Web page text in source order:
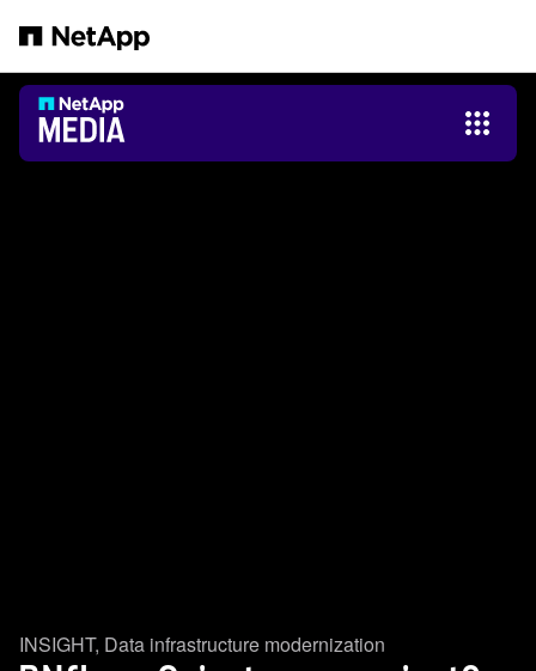
INSIGHT, Data infrastructure modernization